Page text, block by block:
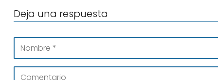
Deja una respuesta